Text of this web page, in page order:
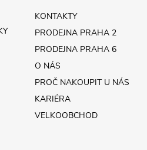
KONTAKTY
PRODEJNA PRAHA 2
PRODEJNA PRAHA 6
O NÁS
PROČ NAKOUPIT U NÁS
KARIÉRA
VELKOOBCHOD